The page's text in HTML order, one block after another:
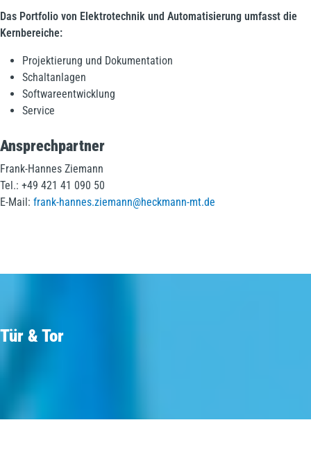
Das Portfolio von Elektrotechnik und Automatisierung umfasst die
Kernbereiche:
Projektierung und Dokumentation
Schaltanlagen
Softwareentwicklung
Service
Ansprechpartner
Frank-Hannes Ziemann
Tel.: +49 421 41 090 50
E-Mail: frank-hannes.ziemann@heckmann-mt.de
Tür & Tor